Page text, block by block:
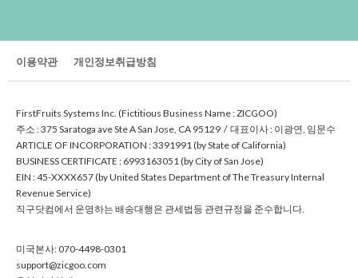
이용약관 개인정보취급방침
FirstFruitsSystemsInc.(FictitiousBusinessName:ZICGOO)
주소:375SaratogaaveSteASanJose,CA95129/대표이사:이광연,임문수
ARTICLEOFINCORPORATION:3391991(byStateofCalifornia)
BUSINESSCERTIFICATE:6993163051(byCityofSanJose)
EIN:45-XXXX657(byUnitedStatesDepartmentofTheTreasuryInternal
RevenueService)
직구닷컴에서운영하는배송대행은관세법등관련규정을준수합니다.
미국본사:070-4498-0301
support@zicgoo.com